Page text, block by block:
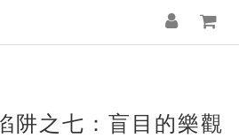
阱之七：盲目的樂觀